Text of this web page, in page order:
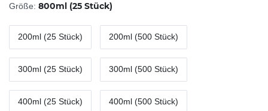
Größe: 800ml (25 Stück)
200ml (25 Stück) 200ml (500 Stück)
300ml (25 Stück) 300ml (500 Stück)
400ml (25 Stück) 400ml (500 Stück)